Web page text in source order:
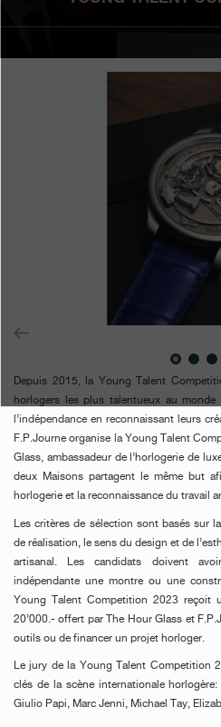
Boutiques
Catalogue
ENGLISH 日
Depuis 2015, la Young Talent
horlogers les plus talentueux au
l’indépendance en reconnaissant leurs
F.P.Journe organise la Young Talent
Glass, ambassadeur de l’horlogerie de
deux Maisons partagent le même but
horlogerie et la reconnaissance du travail
Les critères de sélection sont basés sur
de réalisation, le sens du design et de
artisanal. Les candidats doivent
indépendante une montre ou une
Young Talent Competition 2023 reçoit
20’000.- offert par The Hour Glass et
outils ou de financer un projet horloger.
Le jury de la Young Talent Competition
clés de la scène internationale
Giulio Papi, Marc Jenni, Michael Tay,